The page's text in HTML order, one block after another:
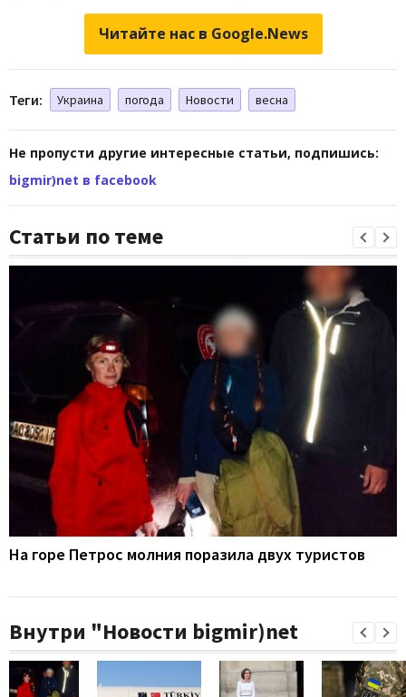
Читайте нас в Google.News
Теги: Украина погода Новости весна
Не пропусти другие интересные статьи, подпишись:
bigmir)net в facebook
Статьи по теме
На горе Петрос молния поразила двух туристов
Внутри "Новости bigmir)net